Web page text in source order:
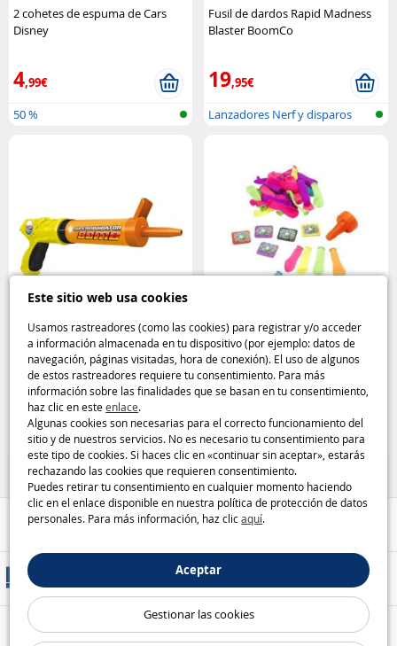
Este sitio web usa cookies
Usamos rastreadores (como las cookies) para registrar y/o acceder
a información almacenada en tu dispositivo (por ejemplo: datos de
navegación, páginas visitadas, hora de conexión). El uso de algunos
de estos rastreadores requiere tu consentimiento. Para más
información sobre las finalidades que se basan en tu consentimiento,
haz clic en esteenlace.
Algunas cookies son necesarias para el correcto funcionamiento del
sitio y de nuestros servicios. No es necesario tu consentimiento para
este tipo de cookies. Si haces clic en «continuar sin aceptar», estarás
rechazando las cookies que requieren consentimiento.
Puedes retirar tu consentimiento en cualquier momento haciendo
clic en el enlace disponible en nuestra política de protección de datos
personales. Para más información, haz clicaquí.
Aceptar
Gestionar las cookies
2 cohetes de espuma de Cars
Disney
4,99€
50 %
Fusil de dardos Rapid Madness
Blaster BoomCo
19,95€
Lanzadores Nerf y disparos
Pistola de agua 3 funciones
Superliquidator Bomb Giochi
Preziosi
,99€
25 %
40 globos de agua con
adaptador de llenado Serious
FUN
2,99€
75 %
Ayuda / Contacto
Métodos de entrega
Pago seguro